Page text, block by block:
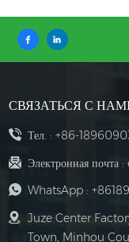
СВЯЗАТЬСЯ С
Тел. : +86-
Электронная почта :
WhatsApp :
Juze Center
Town, Minhou